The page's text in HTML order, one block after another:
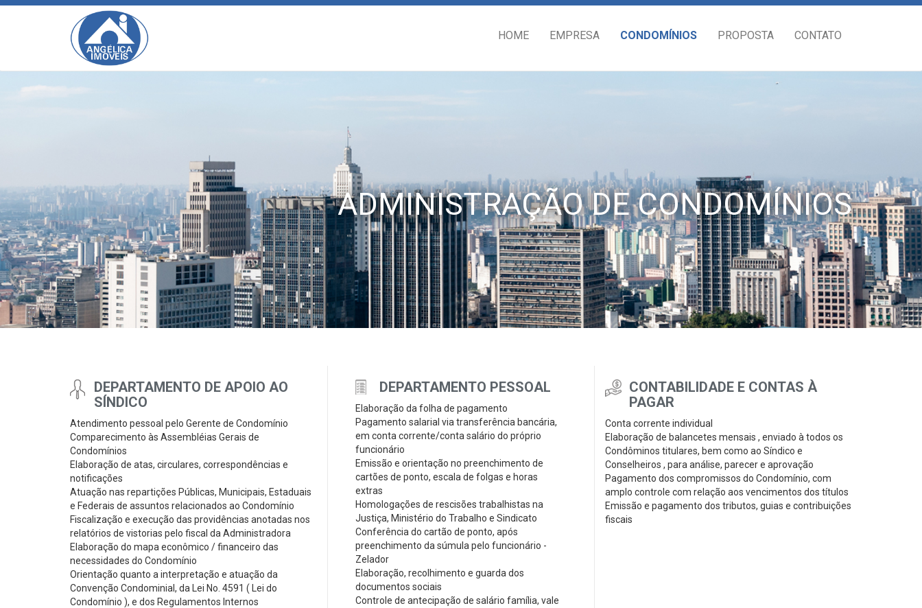
HOME EMPRESA CONDOMÍNIOS PROPOSTA CONTATO
ADMINISTRAÇÃO DE CONDOMÍNIOS
DEPARTAMENTO DE APOIO AO
SÍNDICO
Atendimento pessoal pelo Gerente de Condomínio
Comparecimento às Assembléias Gerais de
Condomínios
Elaboração de atas, circulares, correspondências e
notificações
Atuação nas repartições Públicas, Municipais, Estaduais
e Federais de assuntos relacionados ao Condomínio
Fiscalização e execução das providências anotadas nos
relatórios de vistorias pelo fiscal da Administradora
Elaboração do mapa econômico / financeiro das
necessidades do Condomínio
Orientação quanto a interpretação e atuação da
Convenção Condominial, da Lei No. 4591 ( Lei do
Condomínio ), e dos Regulamentos Internos
DEPARTAMENTO PESSOAL
Elaboração da folha de pagamento
Pagamento salarial via transferência bancária,
em conta corrente/conta salário do próprio
funcionário
Emissão e orientação no preenchimento de
cartões de ponto, escala de folgas e horas
extras
Homologações de rescisões trabalhistas na
Justiça, Ministério do Trabalho e Sindicato
Conferência do cartão de ponto, após
preenchimento da súmula pelo funcionário -
Zelador
Elaboração, recolhimento e guarda dos
documentos sociais
Controle de antecipação de salário família, vale
CONTABILIDADE E CONTAS À
PAGAR
Conta corrente individual
Elaboração de balancetes mensais , enviado à todos os
Condôminos titulares, bem como ao Síndico e
Conselheiros , para análise, parecer e aprovação
Pagamento dos compromissos do Condomínio, com
amplo controle com relação aos vencimentos dos títulos
Emissão e pagamento dos tributos, guias e contribuições
fiscais